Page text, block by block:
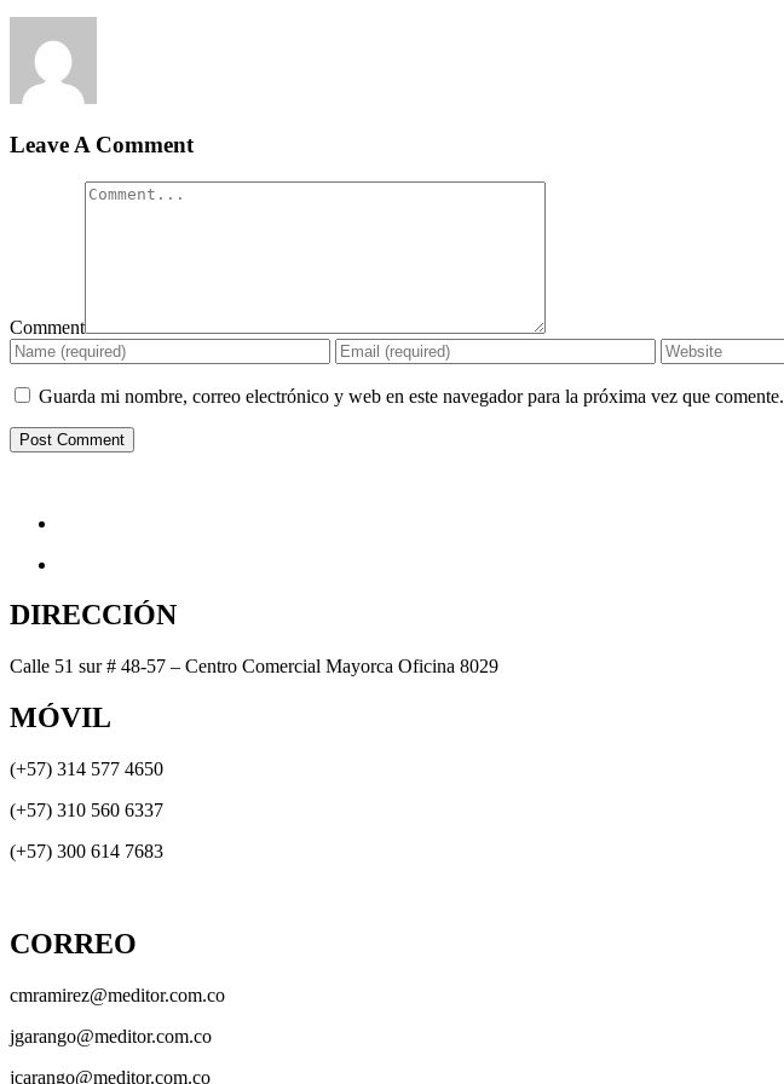
Leave A Comment
Comment
Guarda mi nombre, correo electrónico y web en este navegador para la próxima vez que comente.
DIRECCIÓN
Calle 51 sur # 48-57 – Centro Comercial Mayorca Oficina 8029
MÓVIL
(+57) 314 577 4650
(+57) 310 560 6337
(+57) 300 614 7683
CORREO
cmramirez@meditor.com.co
jgarango@meditor.com.co
jcarango@meditor.com.co